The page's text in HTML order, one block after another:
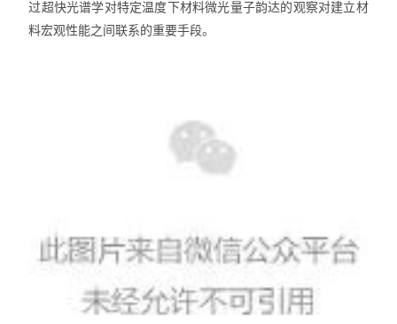
过超快光谱学对特定温度下材料微光量子韵达的观察对建立材
料宏观性能之间联系的重要手段。